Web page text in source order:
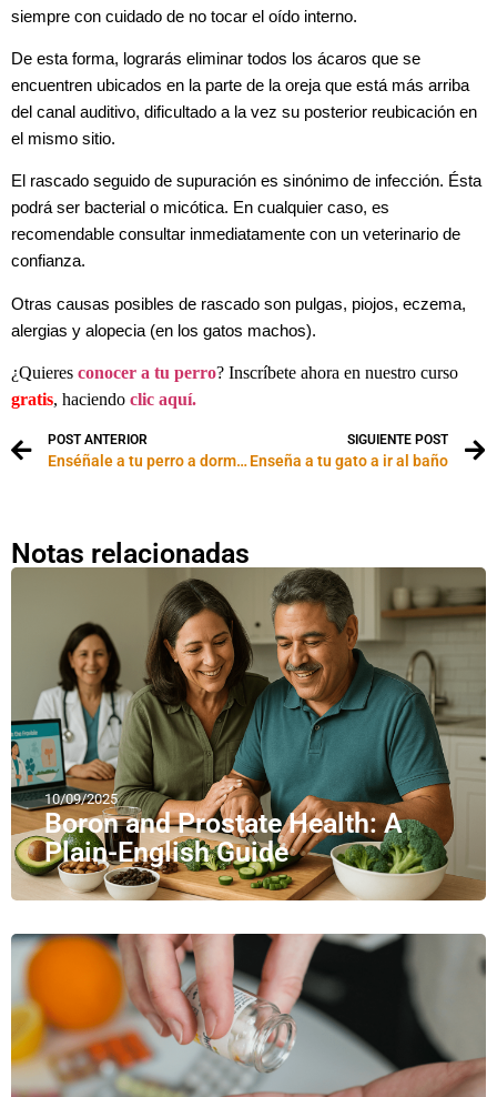
siempre con cuidado de no tocar el oído interno.
De esta forma, lograrás eliminar todos los ácaros que se
encuentren ubicados en la parte de la oreja que está más arriba
del canal auditivo, dificultado a la vez su posterior reubicación en
el mismo sitio.
El rascado seguido de supuración es sinónimo de infección. Ésta
podrá ser bacterial o micótica. En cualquier caso, es
recomendable consultar inmediatamente con un veterinario de
confianza.
Otras causas posibles de rascado son pulgas, piojos, eczema,
alergias y alopecia (en los gatos machos).
¿Quieres conocer a tu perro? Inscríbete ahora en nuestro curso
gratis, haciendo clic aquí.
POST ANTERIOR
Enséñale a tu perro a dormir en su cucha
SIGUIENTE POST
Enseña a tu gato a ir al baño
Notas relacionadas
10/09/2025
Boron and Prostate Health: A
Plain-English Guide